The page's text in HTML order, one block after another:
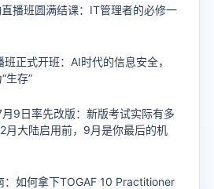
播班圆满结课：IT管理者的必修一
正式开班：AI时代的信息安全，
生存”
9日率先改版：新版考试实际有多
月大陆启用前，9月是你最后的机
：如何拿下TOGAF 10 Practitioner